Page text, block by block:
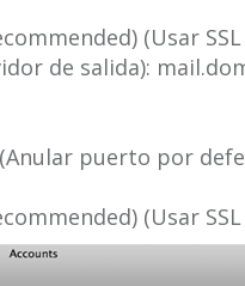
(Usar
de salida):
puerto por
(Usar